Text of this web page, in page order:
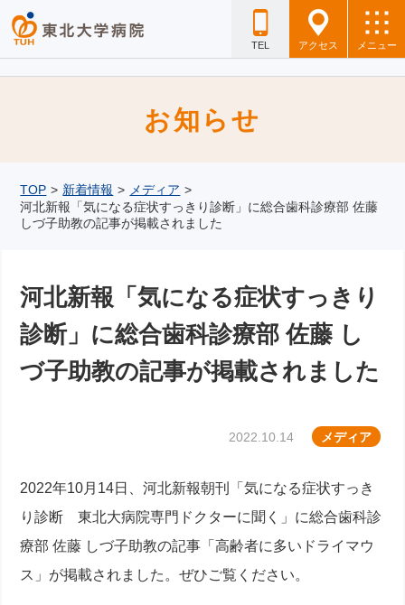
TEL アクセス メニュー
お知らせ
TOP > 新着情報 > メディア >
河北新報「気になる症状すっきり診断」に総合歯科診療部 佐藤
しづ子助教の記事が掲載されました
河北新報「気になる症状すっきり
診断」に総合歯科診療部 佐藤 し
づ子助教の記事が掲載されました
2022.10.14 メディア
2022年10月14日、河北新報朝刊「気になる症状すっき
り診断 東北大病院専門ドクターに聞く」に総合歯科診
療部 佐藤 しづ子助教の記事「高齢者に多いドライマウ
ス」が掲載されました。ぜひご覧ください。